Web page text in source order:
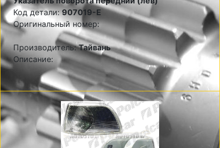
Код детали:907019-E
Оригинальный номер:
Производитель:Тайвань
Описание: